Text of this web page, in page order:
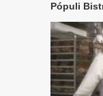
Pópuli